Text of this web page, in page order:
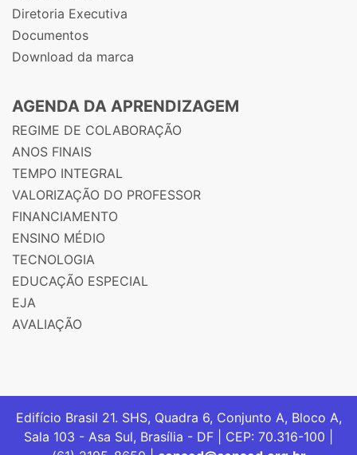
Diretoria Executiva
Documentos
Download da marca
AGENDA DA APRENDIZAGEM
REGIME DE COLABORAÇÃO
ANOS FINAIS
TEMPO INTEGRAL
VALORIZAÇÃO DO PROFESSOR
FINANCIAMENTO
ENSINO MÉDIO
TECNOLOGIA
EDUCAÇÃO ESPECIAL
EJA
AVALIAÇÃO
Edifício Brasil 21. SHS, Quadra 6, Conjunto A, Bloco A,
Sala 103 - Asa Sul, Brasília - DF | CEP: 70.316-100 |